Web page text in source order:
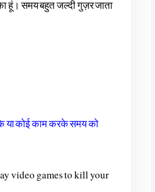
हूं। समय बहुत जल्दी गुज़र जाता
कोई काम करके समय को
video games to kill your